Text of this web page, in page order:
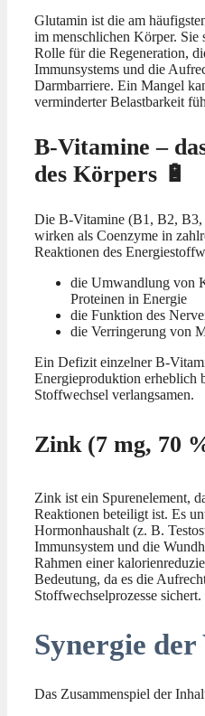
Glutamin ist die am
im menschlichen Körper. Sie
Rolle für die Regeneration,
Immunsystems und die
Darmbarriere. Ein Mangel
verminderter Belastbarkeit
B-Vitamine –
des Körpers 🔋
Die B-Vitamine (B1, B2,
wirken als Coenzyme in
Reaktionen des
die Umwandlung von
Proteinen in Energie
die Funktion des
die Verringerung von
Ein Defizit einzelner B-
Energieproduktion erheblich
Stoffwechsel verlangsamen.
Zink (7 mg, 70
Zink ist ein Spurenelement,
Reaktionen beteiligt ist. Es
Hormonhaushalt (z. B.
Immunsystem und die
Rahmen einer
Bedeutung, da es die
Stoffwechselprozesse sichert.
Synergie
Das Zusammenspiel der